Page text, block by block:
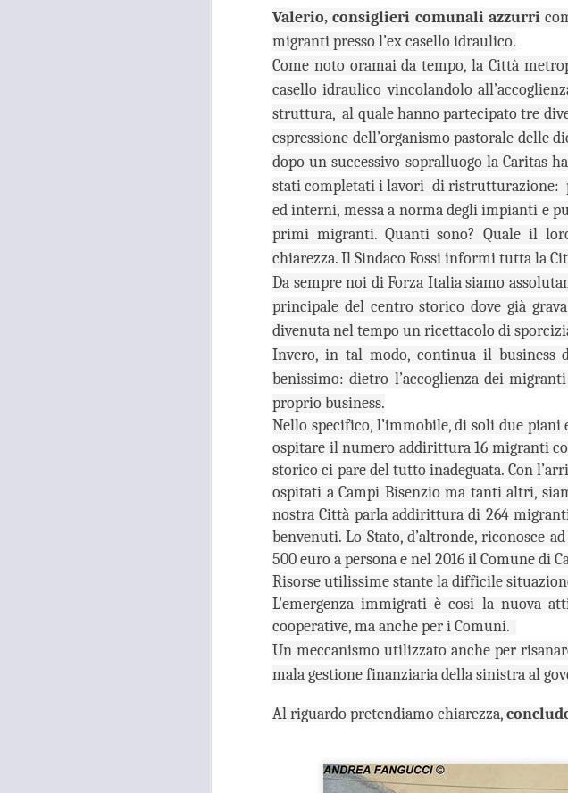
Valerio, consiglieri comunali azzurri
migranti presso l’ex casello idraulico.
Come noto oramai da tempo, la Città
casello idraulico vincolandolo
struttura, al quale hanno partecipato tre
espressione dell’organismo pastorale delle
dopo un successivo sopralluogo la Caritas
stati completati i lavori di ristrutturazione:
ed interni, messa a norma degli impianti e
primi migranti. Quanti sono? Quale il
chiarezza. Il Sindaco Fossi informi tutta la
Da sempre noi di Forza Italia siamo
principale del centro storico dove già
divenuta nel tempo un ricettacolo di
Invero, in tal modo, continua il business
benissimo: dietro l’accoglienza dei
proprio business.
Nello specifico, l’immobile, di soli due
ospitare il numero addirittura 16 migranti
storico ci pare del tutto inadeguata. Con
ospitati a Campi Bisenzio ma tanti altri,
nostra Città parla addirittura di 264
benvenuti. Lo Stato, d’altronde, riconosce
500 euro a persona e nel 2016 il Comune di
Risorse utilissime stante la difficile
L'emergenza immigrati è cosi la nuova
cooperative, ma anche per i Comuni.
Un meccanismo utilizzato anche per
mala gestione finanziaria della sinistra al
Al riguardo pretendiamo chiarezza,
TUTANKHAMON,
GANDOLA: “LA
GALLERIA DELLE
CARROZZE È DA
MESI OCCUPATA
SENZA PIÙ ALCUN
TITOLO"
MOSTRA TUTANKHAMON,
GANDOLA: “LA GALLERIA
DELLE CARROZZE È DA MESI
OCCUPATA SENZA PIÙ ALCUN
TITOLO. LA METROCITTÀ
PONGA IN ESSERE TUTTE LE
AZIONI NECESSARIE PER
RIENTRARE IN POSSESSO DEI
“La città Metropolitana di Firenze
rientri in possesso dei locali della
Galleria delle Carrozze di Palazzo
Medici Riccardi, oramai da mesi
occupati senza titolo, dalla
società che gestisce la mostra
26
GANDOLA: MOLTO
BENE
L’INSTALLAZIONE
DEI CARTELLI
STRADALI,
PERO’ OCCORRE
ACCELLERARE
NELL’AVVIO DEI
LAVORI
MUSEO MANZI, GANDOLA:
MOLTO BENE
DEI CARTELLI STRADALI PER
SEGNALARE IL MUSEO,
ADESSO PERO’ OCCORRE
ACCELLERARE NELL’AVVIO
LAVORI PER LA MESSA IN
SICUREZZA DEI LOCALI
“Finalmente dopo circa 2 anni di
attesa dall’approvazione
all'umanità della mozione da noi
comunale ha provveduto ad
installare, proprio nei giorni
i cartelli stradali che indicano la
presenza del museo Antonio
Manzi, accolto negli splendidi
saloni di villa Rucellai.
AUG
26
NUOVE AULE
POLO SCIENTIFICO,
FERMO. L’AVVIO DEI
SETTEMBRE
NUOVE AULE UNIVERSITARIE
SCIENTIFICO, GANDOLA:
RINVIATO A META’ SETTEMBRE
“Il protocollo sottoscritto è stato
26
FIRENZE ESCLUSA
OSPITARE
GANDOLA: UNA
FIRENZE ESCLUSA DALLE
L’EUROVISION SONG CONTEST.
AUG
26
CHIUSA LA FILIALE
GANDOLA, CARUSO
HA TUTELATO I
CHIUSA LA FILIALE BANCARIA
CARUSO E TESI (FI): IL
DELLA FRAZIONE.
"Nonostante le 500 firme raccolte
Risparmio di via Pistoiese ha
26
MORELLO,